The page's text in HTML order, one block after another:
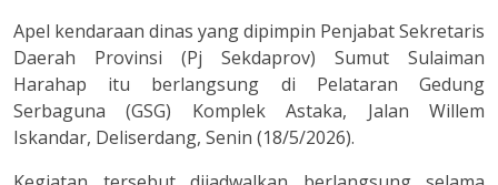
Apel kendaraan dinas yang dipimpin Penjabat Sekretaris
Daerah Provinsi (Pj Sekdaprov) Sumut Sulaiman
Harahap itu berlangsung di Pelataran Gedung
Serbaguna (GSG) Komplek Astaka, Jalan Willem
Iskandar, Deliserdang, Senin (18/5/2026).